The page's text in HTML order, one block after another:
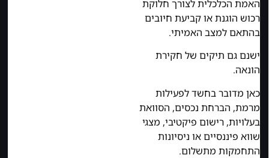
האמת הכלכלית לצורך חלוקת
רכוש הוגנת או קביעת חיובים
בהתאם למצב האמיתי.
ישנם גם תיקים של חקירת
הונאה.
כאן מדובר בחשד לפעילות
מרמת, הברחת נכסים, הסוואת
בעלויות, רישום פיקטיבי, מצגי
שווא פיננסיים או ניסיונות
התחמקות מתשלום.